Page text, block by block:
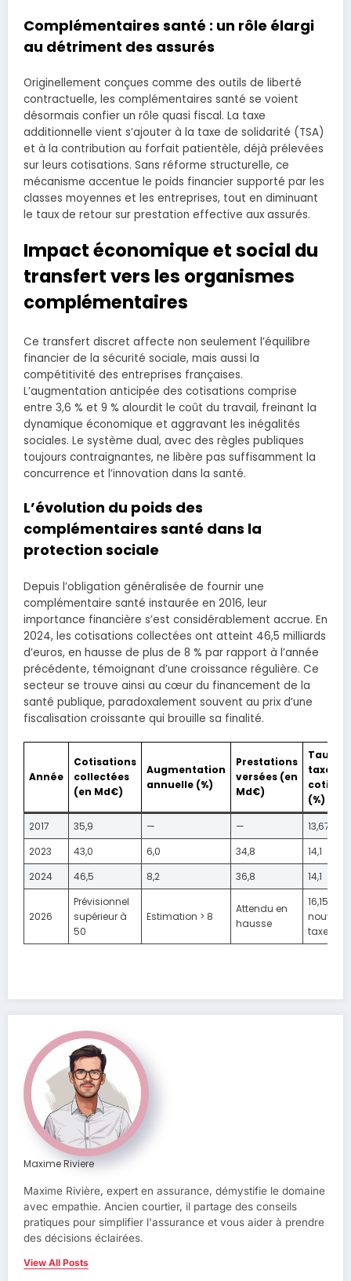
Complémentaires santé : un rôle élargi
au détriment des assurés
Originellement conçues comme des outils de liberté
contractuelle, les complémentaires santé se voient
désormais confier un rôle quasi fiscal. La taxe
additionnelle vient s’ajouter à la taxe de solidarité (TSA)
et à la contribution au forfait patientèle, déjà prélevées
sur leurs cotisations. Sans réforme structurelle, ce
mécanisme accentue le poids financier supporté par les
classes moyennes et les entreprises, tout en diminuant
le taux de retour sur prestation effective aux assurés.
Impact économique et social du
transfert vers les organismes
complémentaires
Ce transfert discret affecte non seulement l’équilibre
financier de la sécurité sociale, mais aussi la
compétitivité des entreprises françaises.
L’augmentation anticipée des cotisations comprise
entre 3,6 % et 9 % alourdit le coût du travail, freinant la
dynamique économique et aggravant les inégalités
sociales. Le système dual, avec des règles publiques
toujours contraignantes, ne libère pas suffisamment la
concurrence et l’innovation dans la santé.
L’évolution du poids des
complémentaires santé dans la
protection sociale
Depuis l’obligation généralisée de fournir une
complémentaire santé instaurée en 2016, leur
importance financière s’est considérablement accrue. En
2024, les cotisations collectées ont atteint 46,5 milliards
d’euros, en hausse de plus de 8 % par rapport à l’année
précédente, témoignant d’une croissance régulière. Ce
secteur se trouve ainsi au cœur du financement de la
santé publique, paradoxalement souvent au prix d’une
fiscalisation croissante qui brouille sa finalité.
Année
Cotisations
collectées
(en Md€)
Augmentation
annuelle (%)
Prestations
versées (en
Md€)
Taux de
taxe sur
(%)
2017
35,9 — —
13,67
2023
43,0 6,0 34,8
14,1
2024
46,5 8,2 36,8 14,1
2026
Prévisionnel
supérieur à
50
Estimation > 8
Attendu en
hausse
16,15
nouvelle
taxe)
Maxime Riviere
Maxime Rivière, expert en assurance, démystifie le domaine
avec empathie. Ancien courtier, il partage des conseils
pratiques pour simplifier l'assurance et vous aider à prendre
des décisions éclairées.
View All Posts